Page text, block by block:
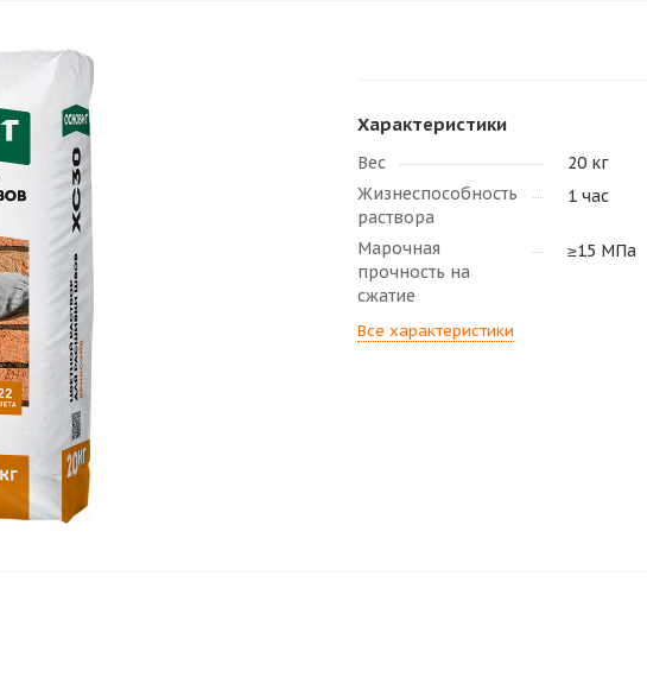
Характеристики
Вес
20 кг
Жизнеспособность
раствора
1 час
Марочная
прочность на
сжатие
≥15 МПа
Все характеристики